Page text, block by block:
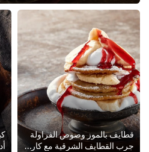
قطايف بالموز وصوص الفراولة
جرب القطايف الشرقية مع كارت دور صوص فراولة وأبهر ضيوفك بأحلى تحلية في رمضان. أقرا الوصفة الكاملة وضيف الطبق ده لقائمة رمضان في ...